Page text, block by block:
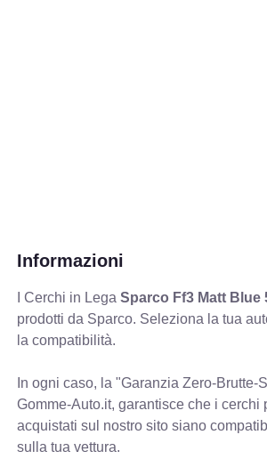
Informazioni
I Cerchi in LegaSparco Ff3 Matt Blue
prodotti da Sparco. Seleziona la tua
la compatibilità.
In ogni caso, la "Garanzia Zero-Brutte-
Gomme-Auto.it, garantisce che i cerchi
acquistati sul nostro sito siano
sulla tua vettura.